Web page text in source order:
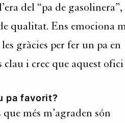
del “pa de
qualitat. Ens emociona
gràcies per fer un pa en
i crec que aquest
pa favorit?
més m’agraden són